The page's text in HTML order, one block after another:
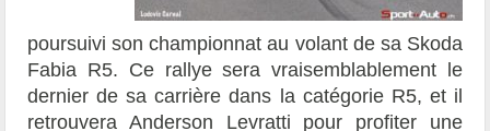
poursuivi son championnat au volant de sa Skoda
Fabia R5. Ce rallye sera vraisemblablement le
dernier de sa carrière dans la catégorie R5, et il
retrouvera Anderson Levratti pour profiter une